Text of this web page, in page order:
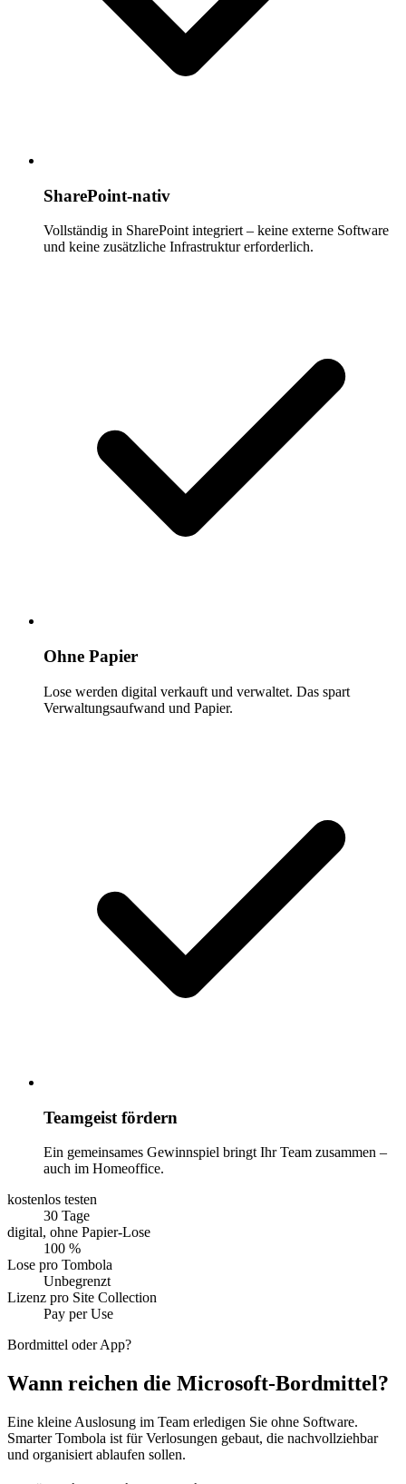
SharePoint-nativ
Vollständig in SharePoint integriert – keine externe Software
und keine zusätzliche Infrastruktur erforderlich.
Ohne Papier
Lose werden digital verkauft und verwaltet. Das spart
Verwaltungsaufwand und Papier.
Teamgeist fördern
Ein gemeinsames Gewinnspiel bringt Ihr Team zusammen –
auch im Homeoffice.
kostenlos testen
30 Tage
digital, ohne Papier-Lose
100 %
Lose pro Tombola
Unbegrenzt
Lizenz pro Site Collection
Pay per Use
Bordmittel oder App?
Wann reichen die Microsoft-Bordmittel?
Eine kleine Auslosung im Team erledigen Sie ohne Software.
Smarter Tombola ist für Verlosungen gebaut, die nachvollziehbar
und organisiert ablaufen sollen.